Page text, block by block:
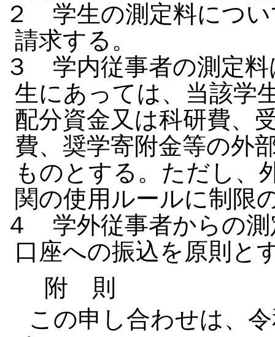
２ 学生の測定料につ
請求する。
３ 学内従事者の測定料
生にあっては、当該学
配分資金又は科研費、
費、奨学寄附金等の外
ものとする。ただし、
関の使用ルールに制限
４ 学外従事者からの測
口座への振込を原則と
附 則
この申し合わせは、